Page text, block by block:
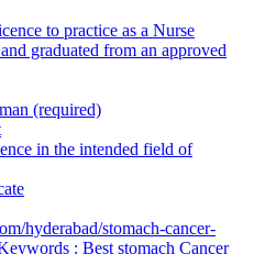
to practice as a Nurse
graduated from an approved
(required)
in the intended field of
hyderabad/stomach-cancer-
: Best stomach Cancer